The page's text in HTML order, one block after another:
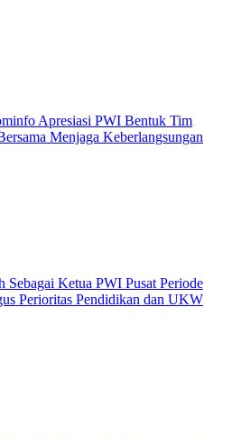
Apresiasi PWI Bentuk Tim
Menjaga Keberlangsungan
Sebagai Ketua PWI Pusat Periode
Perioritas Pendidikan dan UKW